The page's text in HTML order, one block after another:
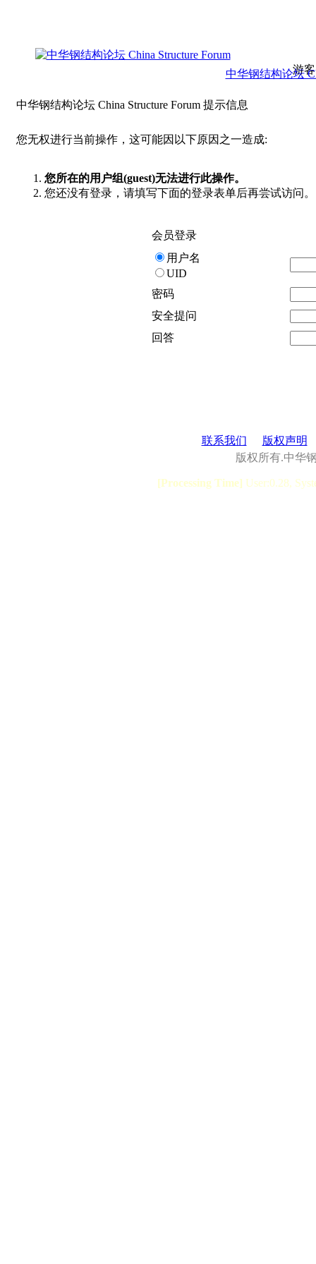
游
中华钢结构论坛
中华钢结构论坛 China Structure Forum 提示信息
您无权进行当前操作，这可能因以下原因之一造成:
您所在的用户组(guest)无法进行此操作。
您还没有登录，请填写下面的登录表单后再尝试访问。
会员登录
用户名
UID
密码
安全提问
回答
联系我们
版权声明
版权所有.中华
[Processing Time] User:0.28,